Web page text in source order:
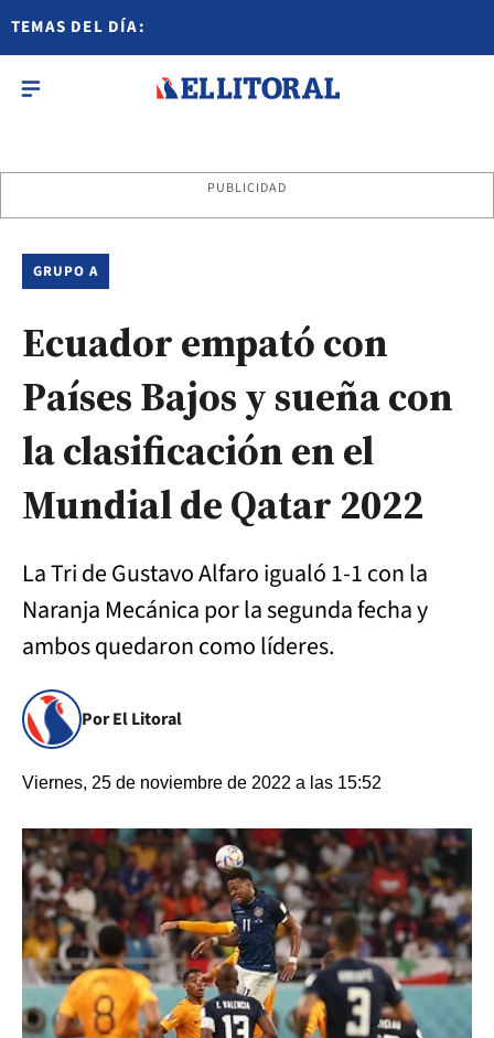
TEMAS DEL DÍA:
PUBLICIDAD
GRUPO A
Ecuador empató con
Países Bajos y sueña con
la clasificación en el
Mundial de Qatar 2022
La Tri de Gustavo Alfaro igualó 1-1 con la
Naranja Mecánica por la segunda fecha y
ambos quedaron como líderes.
Por El Litoral
Viernes, 25 de noviembre de 2022 a las 15:52